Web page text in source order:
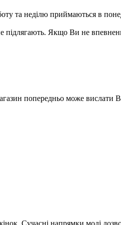
та неділю приймаються в
Якщо Ви не
попередньо може вислати
Сучасні напрямки моді